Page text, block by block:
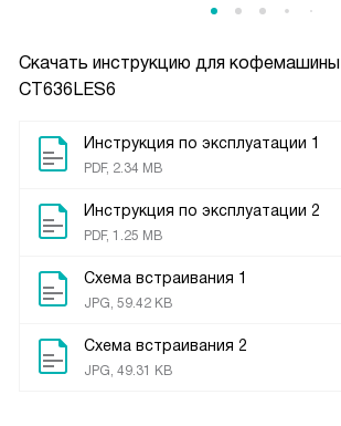
Скачать инструкцию для кофемашины
CT636LES6
Инструкция по эксплуатации 1
PDF, 2.34 MB
Инструкция по эксплуатации 2
PDF, 1.25 MB
Схема встраивания 1
JPG, 59.42 KB
Схема встраивания 2
JPG, 49.31 KB